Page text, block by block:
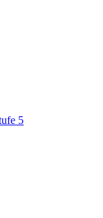
5